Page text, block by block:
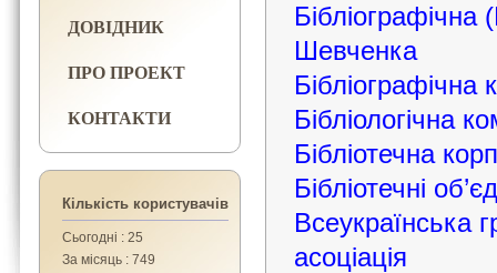
ДОВІДНИК
ПРО ПРОЕКТ
КОНТАКТИ
Кількість користувачів
Сьогодні : 25
За місяць : 749
Бібліографічна
Шевченка
Бібліографічна
Бібліологічна
Бібліотечна
Бібліотечні
Всеукраїнська
асоціація